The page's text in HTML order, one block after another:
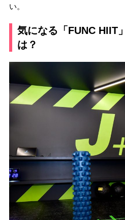
い。
気になる「FUNC HIIT
は？